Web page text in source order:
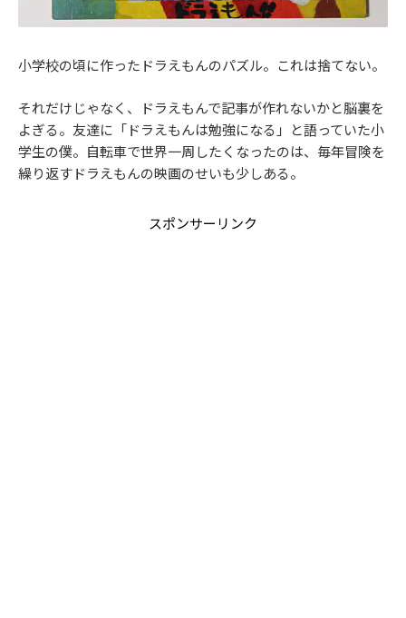
小学校の頃に作ったドラえもんのパズル。これは捨てない。
それだけじゃなく、ドラえもんで記事が作れないかと脳裏を
よぎる。友達に「ドラえもんは勉強になる」と語っていた小
学生の僕。自転車で世界一周したくなったのは、毎年冒険を
繰り返すドラえもんの映画のせいも少しある。
スポンサーリンク